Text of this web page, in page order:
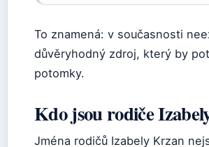
To znamená: v současnosti
důvěryhodný zdroj, který by
potomky.
Kdo jsou rodiče
Jména rodičů Izabely Krzan